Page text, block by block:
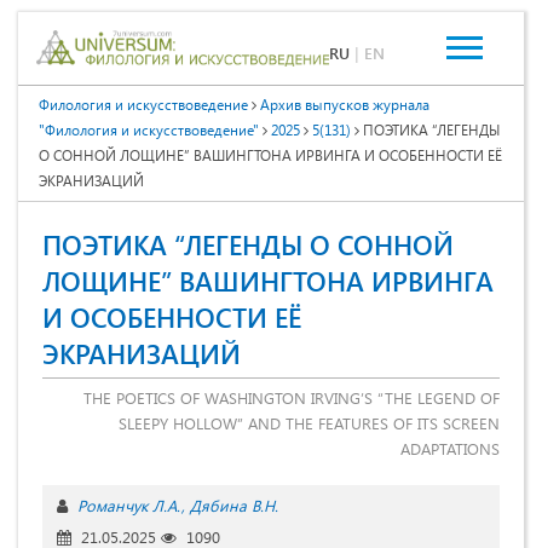
RU | EN
Филология и искусствоведение
Архив выпусков журнала
"Филология и искусствоведение"
2025 5(131)
ПОЭТИКА “ЛЕГЕНДЫ
О СОННОЙ ЛОЩИНЕ” ВАШИНГТОНА ИРВИНГА И ОСОБЕННОСТИ ЕЁ
ЭКРАНИЗАЦИЙ
ПОЭТИКА “ЛЕГЕНДЫ О СОННОЙ
ЛОЩИНЕ” ВАШИНГТОНА ИРВИНГА
И ОСОБЕННОСТИ ЕЁ
ЭКРАНИЗАЦИЙ
THE POETICS OF WASHINGTON IRVING’S “THE LEGEND OF
SLEEPY HOLLOW” AND THE FEATURES OF ITS SCREEN
ADAPTATIONS
Романчук Л.А. Дябина В.Н.
21.05.2025
1090